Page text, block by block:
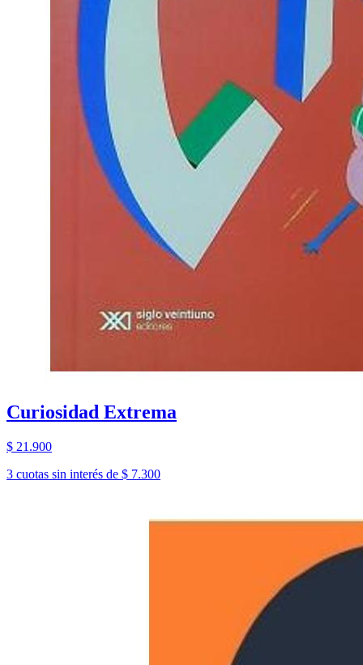
Curiosidad Extrema
$ 21.900
3 cuotas sin interés de $ 7.300